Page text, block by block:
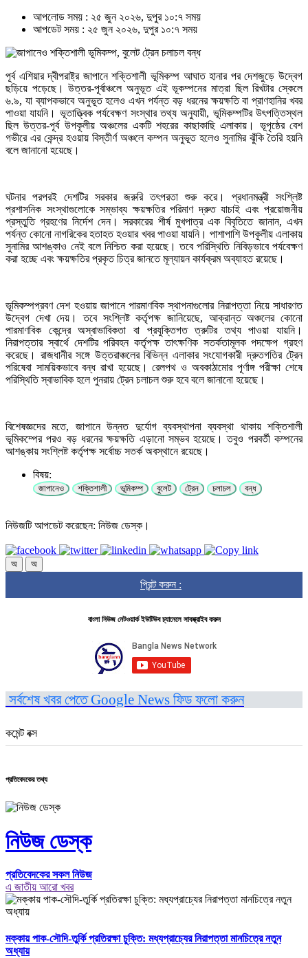
আপলোড সময় : ২৫ জুন ২০২৬, দুপুর ১০:৭ সময়
আপডেট সময় : ২৫ জুন ২০২৬, দুপুর ১০:৭ সময়
পূর্ব এশিয়ার দ্বীপরাষ্ট্র জাপানে শক্তিশালী ভূমিকম্প আঘাত হানার পর দেশজুড়ে উদ্বেগ
ছড়িয়ে পড়েছে। উত্তর-পূর্বাঞ্চলে অনুভূত এই ভূকম্পনের মাত্রা ছিল রিখটার স্কেলে
৬.৯, যা ব্যাপকভাবে অনুভূত হলেও এখন পর্যন্ত বড় ধরনের ক্ষয়ক্ষতি বা প্রাণহানির খবর
পাওয়া যায়নি। ভূতাত্ত্বিক পর্যবেক্ষণ সংস্থার তথ্য অনুযায়ী, ভূমিকম্পটির উৎপত্তিস্থল
ছিল উত্তর-পূর্ব উপকূলীয় অঞ্চলের একটি শহরের কাছাকাছি এলাকায়। ভূপৃষ্ঠের বেশ
গভীরে এর কেন্দ্র হওয়ায় বিস্তীর্ণ অঞ্চলে কম্পন অনুভূত হলেও সুনামির ঝুঁকি তৈরি হয়নি
বলে জানানো হয়েছে।
ঘটনার পরপরই দেশটির সরকার জরুরি তৎপরতা শুরু করে। প্রধানমন্ত্রী সংশ্লিষ্ট
প্রশাসনিক সংস্থাগুলোকে সম্ভাব্য ক্ষয়ক্ষতির পরিমাণ দ্রুত যাচাই এবং প্রয়োজনীয়
প্রস্তুতি গ্রহণের নির্দেশ দেন। সরকারের শীর্ষ মুখপাত্র এক বিবৃতিতে জানান, এখন
পর্যন্ত কোনো নাগরিকের হতাহত হওয়ার খবর পাওয়া যায়নি। পাশাপাশি উপকূলীয় এলাকায়
সুনামির আশঙ্কাও নেই বলে নিশ্চিত করা হয়েছে। তবে পরিস্থিতি নিবিড়ভাবে পর্যবেক্ষণ
করা হচ্ছে এবং ক্ষয়ক্ষতির প্রকৃত চিত্র জানতে মূল্যায়ন কার্যক্রম অব্যাহত রয়েছে।
ভূমিকম্পপ্রবণ দেশ হওয়ায় জাপানে পারমাণবিক স্থাপনাগুলোর নিরাপত্তা নিয়ে সাধারণত
উদ্বেগ দেখা দেয়। তবে সংশ্লিষ্ট কর্তৃপক্ষ জানিয়েছে, আক্রান্ত অঞ্চলের কোনো
পারমাণবিক কেন্দ্রে অস্বাভাবিকতা বা প্রযুক্তিগত ত্রুটির তথ্য পাওয়া যায়নি।
নিরাপত্তার স্বার্থে দেশটির পরিবহন কর্তৃপক্ষ তাৎক্ষণিক সতর্কতামূলক পদক্ষেপ গ্রহণ
করেছে। রাজধানীর সঙ্গে উত্তরাঞ্চলের বিভিন্ন এলাকার সংযোগকারী দ্রুতগতির ট্রেন
পরিষেবা সাময়িকভাবে বন্ধ রাখা হয়েছে। রেলপথ ও অবকাঠামোর পূর্ণাঙ্গ পরীক্ষা শেষে
পরিস্থিতি স্বাভাবিক হলে পুনরায় ট্রেন চলাচল শুরু হবে বলে জানানো হয়েছে।
বিশেষজ্ঞদের মতে, জাপানে উন্নত দুর্যোগ ব্যবস্থাপনা ব্যবস্থা থাকায় শক্তিশালী
ভূমিকম্পের পরও বড় ধরনের ক্ষয়ক্ষতি এড়ানো সম্ভব হয়েছে। তবুও পরবর্তী কম্পনের
আশঙ্কায় সংশ্লিষ্ট কর্তৃপক্ষ সর্বোচ্চ সতর্ক অবস্থানে রয়েছে।
বিষয়:
জাপানেও শক্তিশালী ভূমিকম্প বুলেট ট্রেন চলাচল বন্ধ
নিউজটি আপডেট করেছেন: নিউজ ডেস্ক।
অ অ
প্রিন্ট করুন :
বাংলা নিউজ নেটওয়ার্ক ইউটিউব চ্যানেলে সাবস্ক্রাইব করুন
সর্বশেষ খবর পেতে Google News ফিড ফলো করুন
কমেন্ট বক্স
প্রতিবেদকের তথ্য
নিউজ ডেস্ক
প্রতিবেদকের সকল নিউজ
এ জাতীয় আরো খবর
মক্কায় পাক-সৌদি-তুর্কি প্রতিরক্ষা চুক্তি: মধ্যপ্রাচ্যের নিরাপত্তা মানচিত্রে নতুন
অধ্যায়